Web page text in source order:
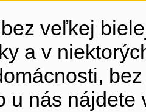
veľkej
a v
u nás